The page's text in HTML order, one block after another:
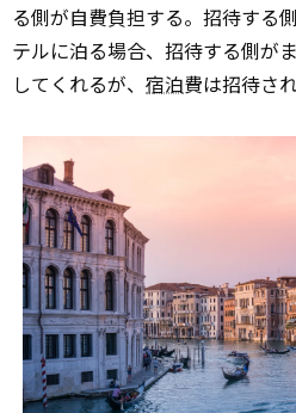
る側が自費負担する。招待する
テルに泊る場合、招待する側が
してくれるが、 宿泊費は招待さ